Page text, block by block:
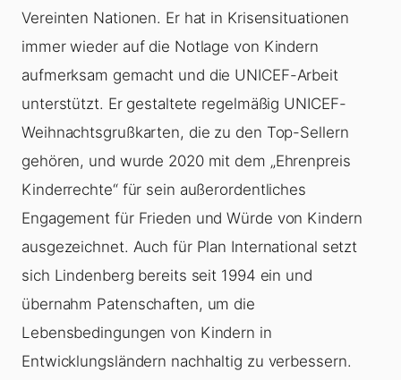
Vereinten Nationen. Er hat in Krisensituationen
immer wieder auf die Notlage von Kindern
aufmerksam gemacht und die UNICEF-Arbeit
unterstützt. Er gestaltete regelmäßig UNICEF-
Weihnachtsgrußkarten, die zu den Top-Sellern
gehören, und wurde 2020 mit dem „Ehrenpreis
Kinderrechte“ für sein außerordentliches
Engagement für Frieden und Würde von Kindern
ausgezeichnet. Auch für Plan International setzt
sich Lindenberg bereits seit 1994 ein und
übernahm Patenschaften, um die
Lebensbedingungen von Kindern in
Entwicklungsländern nachhaltig zu verbessern.